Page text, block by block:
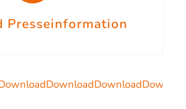
Presseinformation
DownloadDownload